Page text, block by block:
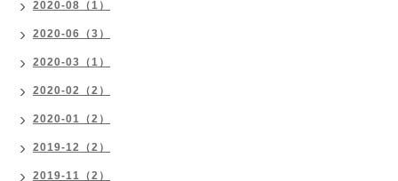
2020-08（1）
2020-06（3）
2020-03（1）
2020-02（2）
2020-01（2）
2019-12（2）
2019-11（2）